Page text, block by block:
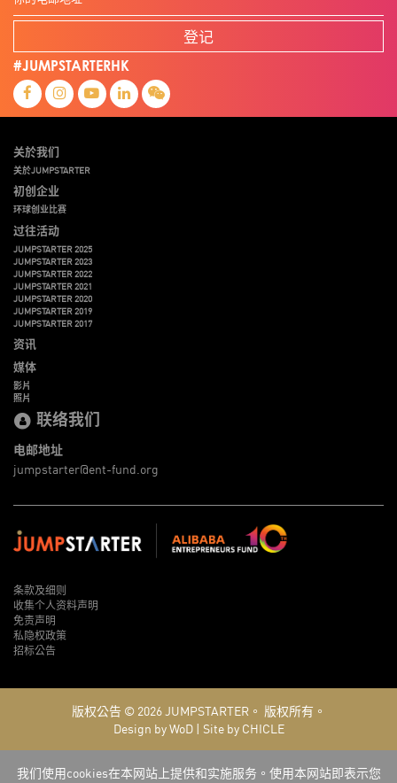
登记
#JUMPSTARTERHK
关於我们
关於JUMPSTARTER
初创企业
环球创业比赛
过往活动
JUMPSTARTER 2025
JUMPSTARTER 2023
JUMPSTARTER 2022
JUMPSTARTER 2021
JUMPSTARTER 2020
JUMPSTARTER 2019
JUMPSTARTER 2017
资讯
媒体
影片
照片
联络我们
电邮地址
jumpstarter@ent-fund.org
条款及细则
收集个人资料声明
免责声明
私隐权政策
招标公告
版权公告 © 2026JUMPSTARTER。 版权所有。
Design by WoD| Site by CHICLE
我们使用cookies在本网站上提供和实施服务。使用本网站即表示您